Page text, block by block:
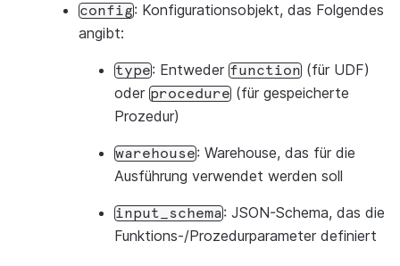
config: Konfigurationsobjekt, das Folgendes
angibt:
type: Entweder function (für UDF)
oder procedure (für gespeicherte
Prozedur)
warehouse: Warehouse, das für die
Ausführung verwendet werden soll
input_schema: JSON-Schema, das die
Funktions-/Prozedurparameter definiert